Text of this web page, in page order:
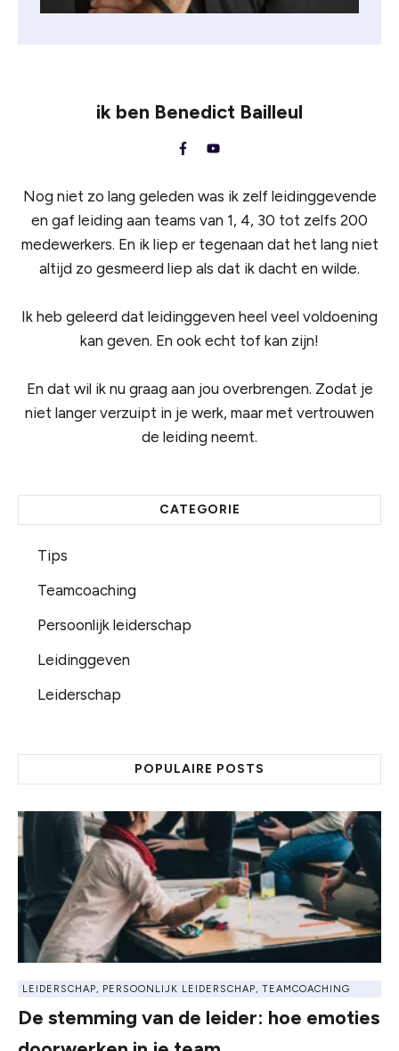
ik ben Benedict Bailleul
Nog niet zo lang geleden was ik zelf leidinggevende
en gaf leiding aan teams van 1, 4, 30 tot zelfs 200
medewerkers. En ik liep er tegenaan dat het lang niet
altijd zo gesmeerd liep als dat ik dacht en wilde.
Ik heb geleerd dat leidinggeven heel veel voldoening
kan geven. En ook echt tof kan zijn!
En dat wil ik nu graag aan jou overbrengen. Zodat je
niet langer verzuipt in je werk, maar met vertrouwen
de leiding neemt.
CATEGORIE
Tips
Teamcoaching
Persoonlijk leiderschap
Leidinggeven
Leiderschap
POPULAIRE POSTS
LEIDERSCHAP, PERSOONLIJK LEIDERSCHAP, TEAMCOACHING
De stemming van de leider: hoe emoties